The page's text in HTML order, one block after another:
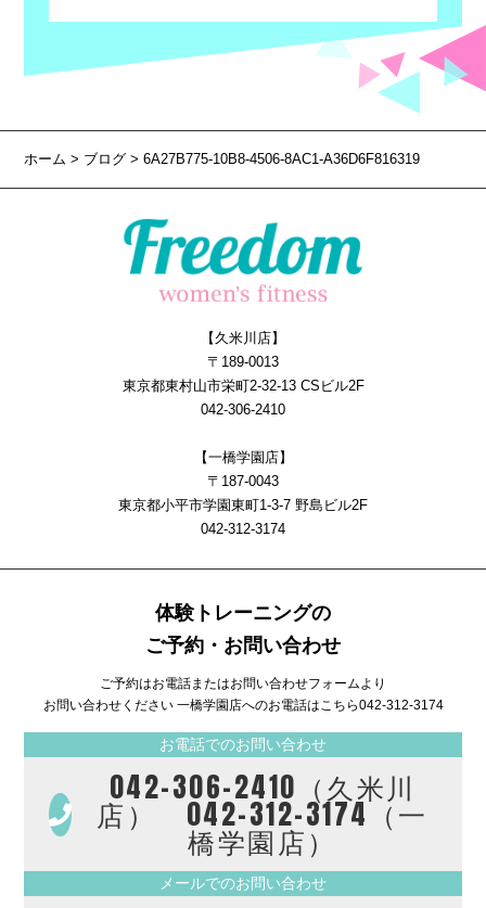
ホーム> ブログ > 6A27B775-10B8-4506-8AC1-A36D6F816319
【久米川店】
〒189-0013
東京都東村山市栄町2-32-13 CSビル2F
042-306-2410
【一橋学園店】
〒187-0043
東京都小平市学園東町1-3-7 野島ビル2F
042-312-3174
体験トレーニングの
ご予約・お問い合わせ
ご予約はお電話またはお問い合わせフォームより
お問い合わせください 一橋学園店へのお電話はこちら042-312-3174
お電話でのお問い合わせ
042-306-2410（久米川
店） 042-312-3174（一
橋学園店）
メールでのお問い合わせ